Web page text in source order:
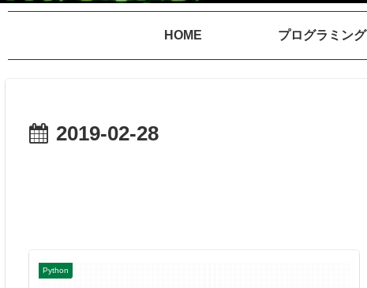
HOME プログラミング
2019-02-28
Python